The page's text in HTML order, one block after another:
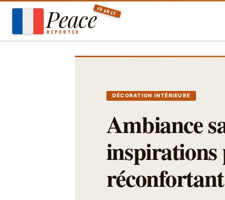
Aller
contenu
Peace
REPORTER
FRANCE
DÉCORATION INTÉRIEURE
Ambiance
inspirations